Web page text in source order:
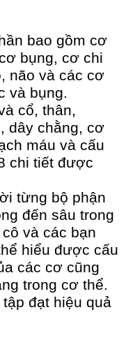
bao gồm cơ
bụng, cơ chi
não và các cơ
và bụng.
cổ, thân,
dây chằng, cơ
máu và cấu
chi tiết được
từng bộ phận
đến sâu trong
và các bạn
hiểu được cấu
các cơ cũng
trong cơ thể.
đạt hiệu quả